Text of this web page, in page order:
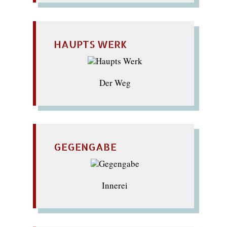
HAUPTS WERK
Der Weg
GEGENGABE
Innerei